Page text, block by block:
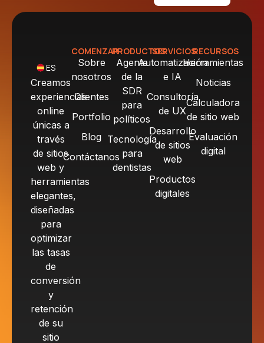
ES
Creamos
experiencias
online
únicas a
través
de sitios
web y
herramientas
elegantes,
diseñadas
para
optimizar
las tasas
de
conversión
y
retención
de su
sitio
COMENZAR
Sobre
nosotros
Clientes
Portfolio
Blog
Contáctanos
PRODUCTOS
Agente
de la
SDR
para
políticos
Tecnología
para
dentistas
SERVICIOS
Automatización
e IA
Consultoría
de UX
Desarrollo
de sitios
web
Productos
digitales
RECURSOS
Herramientas
Noticias
Calculadora
de sitio web
Evaluación
digital